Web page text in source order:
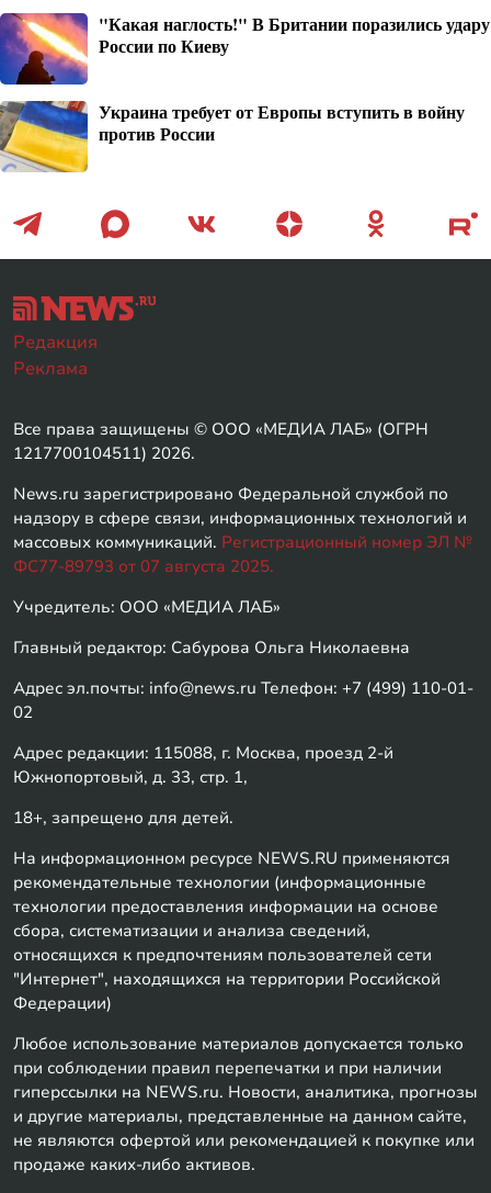
"Какая наглость!" В Британии поразились удару
России по Киеву
Украина требует от Европы вступить в войну
против России
Редакция
Реклама
Все права защищены © ООО «МЕДИА ЛАБ» (ОГРН
1217700104511) 2026.
News.ru зарегистрировано Федеральной службой по
надзору в сфере связи, информационных технологий и
массовых коммуникаций. Регистрационный номер ЭЛ №
ФС77-89793 от 07 августа 2025.
Учредитель: ООО «МЕДИА ЛАБ»
Главный редактор: Сабурова Ольга Николаевна
Адрес эл.почты: info@news.ru Телефон: +7 (499) 110-01-
02
Адрес редакции: 115088, г. Москва, проезд 2-й
Южнопортовый, д. 33, стр. 1,
18+, запрещено для детей.
На информационном ресурсе NEWS.RU применяются
рекомендательные технологии (информационные
технологии предоставления информации на основе
сбора, систематизации и анализа сведений,
относящихся к предпочтениям пользователей сети
"Интернет", находящихся на территории Российской
Федерации)
Любое использование материалов допускается только
при соблюдении правил перепечатки и при наличии
гиперссылки на NEWS.ru. Новости, аналитика, прогнозы
и другие материалы, представленные на данном сайте,
не являются офертой или рекомендацией к покупке или
продаже каких-либо активов.